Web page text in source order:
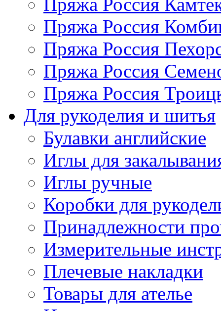
Пряжа Россия
Пряжа Россия
Пряжа Россия
Пряжа Россия
Для рукоделия и шитья
Булавки английские
Иглы для
Иглы ручные
Коробки для
Принадлежности
Измерительные
Плечевые накладки
Товары для ателье